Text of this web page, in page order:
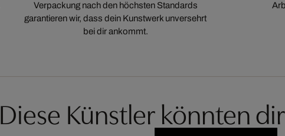
Verpackung nach den höchsten Standards
garantieren wir, dass dein Kunstwerk unversehrt
bei dir ankommt.
Diese Künstler könnten